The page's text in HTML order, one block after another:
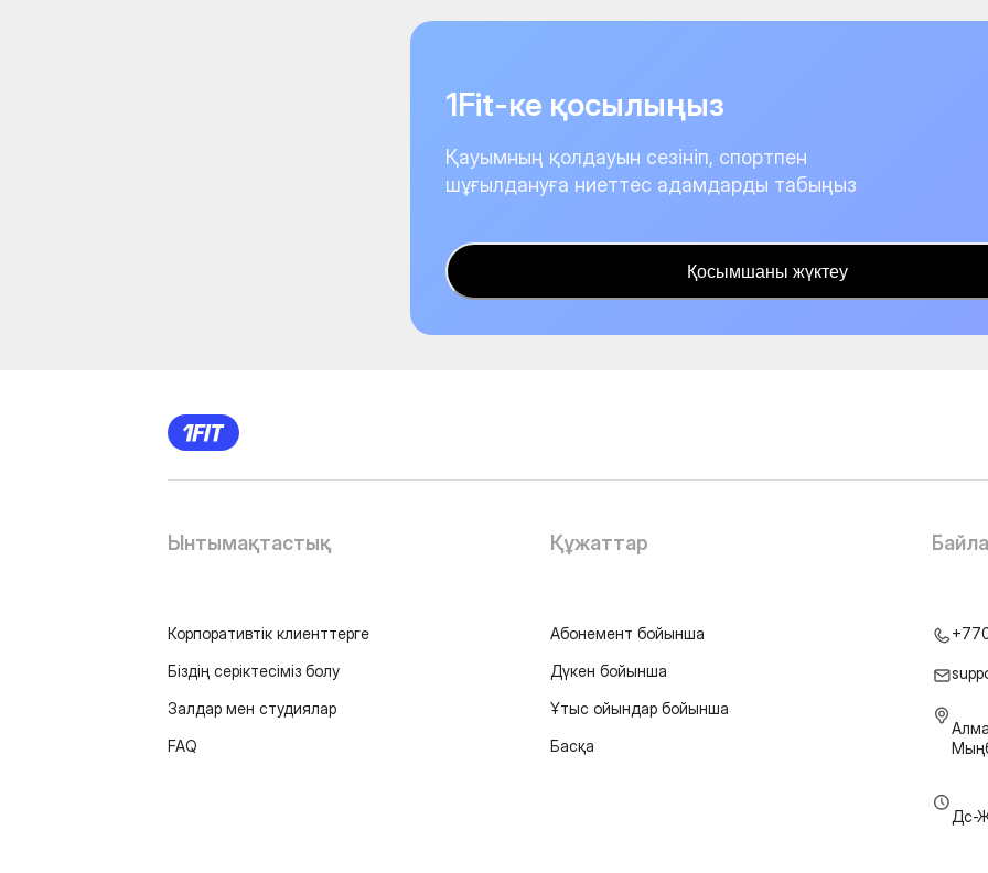
1Fit-ке қосылыңыз
Қауымның қолдауын сезініп, спортпен
шұғылдануға ниеттес адамдарды табыңыз
Қосымшаны жүктеу
Ынтымақтастық
Корпоративтік клиенттерге
Біздің серіктесіміз болу
Залдар мен студиялар
FAQ
Құжаттар
Абонемент бойынша
Дүкен бойынша
Ұтыс ойындар бойынша
Басқа
Дс-